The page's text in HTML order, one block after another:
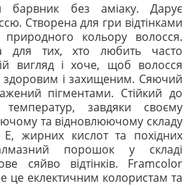
барвник без аміаку. Дарує
Створена для гри відтінками
природного кольору волосся.
для тих, хто любить часто
вигляд і хоче, щоб волосся
і захищеним. Сяючий
пігментами. Стійкий до
завдяки своєму
та відновлюючому складу
Е, жирних кислот та похідних
порошок у складі
сяйво відтінків. Framcolor
це еклектичним колористам та